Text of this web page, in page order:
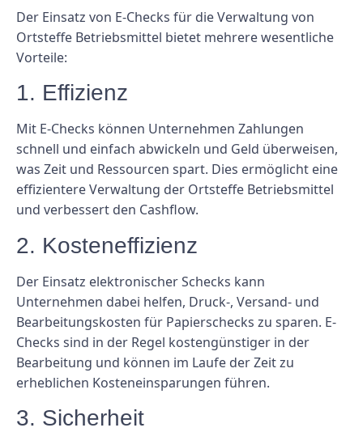
Der Einsatz von E-Checks für die Verwaltung von
Ortsteffe Betriebsmittel bietet mehrere wesentliche
Vorteile:
1. Effizienz
Mit E-Checks können Unternehmen Zahlungen
schnell und einfach abwickeln und Geld überweisen,
was Zeit und Ressourcen spart. Dies ermöglicht eine
effizientere Verwaltung der Ortsteffe Betriebsmittel
und verbessert den Cashflow.
2. Kosteneffizienz
Der Einsatz elektronischer Schecks kann
Unternehmen dabei helfen, Druck-, Versand- und
Bearbeitungskosten für Papierschecks zu sparen. E-
Checks sind in der Regel kostengünstiger in der
Bearbeitung und können im Laufe der Zeit zu
erheblichen Kosteneinsparungen führen.
3. Sicherheit